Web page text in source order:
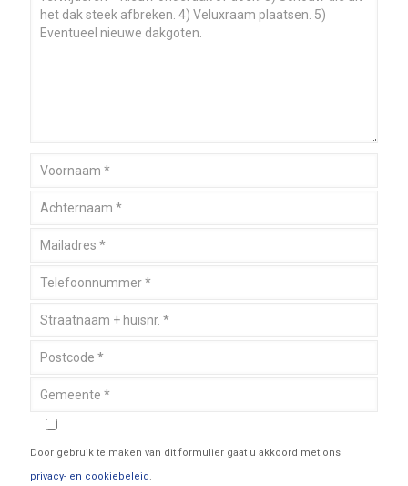
Door gebruik te maken van dit formulier gaat u akkoord met ons
privacy- en cookiebeleid.